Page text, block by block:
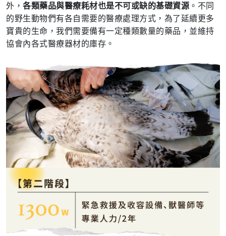
外， 各類藥品與醫療耗材也是不可或缺的基礎資源 。不同
的野生動物們有各自需要的醫療處理方式，為了延續更多
寶貴的生命，我們需要備有一定種類數量的藥品，並維持
協會內各式醫療器材的庫存。